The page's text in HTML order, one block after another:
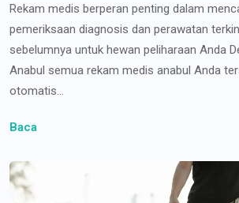
Rekam medis berperan penting dalam
pemeriksaan diagnosis dan perawatan
sebelumnya untuk hewan peliharaan Anda
Anabul semua rekam medis anabul Anda
otomatis...
Baca